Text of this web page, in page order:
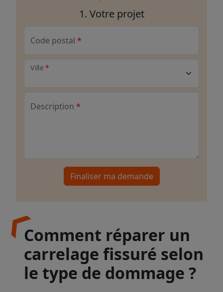
1. Votre projet
Code postal
Ville
Description
Finaliser ma demande
Comment réparer un
carrelage fissuré selon
le type de dommage ?